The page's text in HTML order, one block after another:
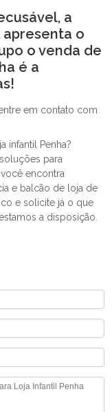
a
apresenta o
o venda de
é a
em contato com
infantil Penha?
para
encontra
e balcão de loja de
e solicite já o que
a disposição.